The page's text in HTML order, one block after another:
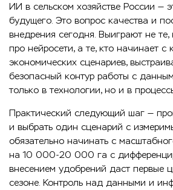
ИИ в сельском хозяйстве России —
будущего. Это вопрос качества и
внедрения сегодня. Выиграют не те,
про нейросети, а те, кто начинает с
экономических сценариев,
безопасный контур работы с
только в технологии, но и в
Практический следующий шаг —
и выбрать один сценарий с
обязательно начинать с
на 10 000-20 000 га с
внесением удобрений даст первые
сезоне. Контроль над данными и